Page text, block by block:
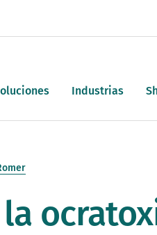
Industrias